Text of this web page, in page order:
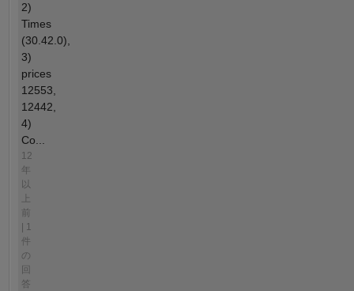
2)
Times
(30.42.0),
3)
prices
12553,
12442,
4)
Co...
12
年
以
前
| 1
件
の
回
答